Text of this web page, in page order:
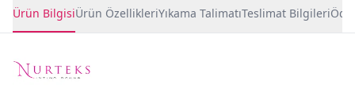
Ürün BilgisiÜrün ÖzellikleriYıkama TalimatıTeslimat Bilgileri